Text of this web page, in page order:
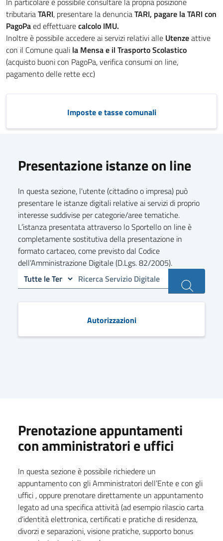
tributariaTARI, presentare la denunciaTARI, pagare la TARI con
PagoPaed effettuarecalcolo IMU.
Inoltre è possibile accedere ai servizi relativi alle Utenzeattive
con il Comune quali la Mensa e il Trasporto Scolastico
(acquisto buoni con PagoPa, verifica consumi on line,
pagamento delle rette ecc)
Imposte e tasse comunali
Presentazione istanze on line
In questa sezione, l'utente (cittadino o impresa) può
presentare le istanze digitali relative ai servizi di proprio
interesse suddivise per categorie/aree tematiche.
L’istanza presentata attraverso lo Sportello on line è
completamente sostitutiva della presentazione in
formato cartaceo, come previsto dal Codice
dell’Amministrazione Digitale (D.Lgs. 82/2005).
Autorizzazioni
Prenotazione appuntamenti
con amministratori e uffici
In questa sezione è possibile richiedere un
appuntamento con gli Amministratori dell’Ente e con gli
uffici , oppure prenotare direttamente un appuntamento
legato ad una specifica attività (ad esempio rilascio carta
d’identità elettronica, certificati e pratiche di residenza,
divorzi e separazioni, visione pratiche, supporto bonus